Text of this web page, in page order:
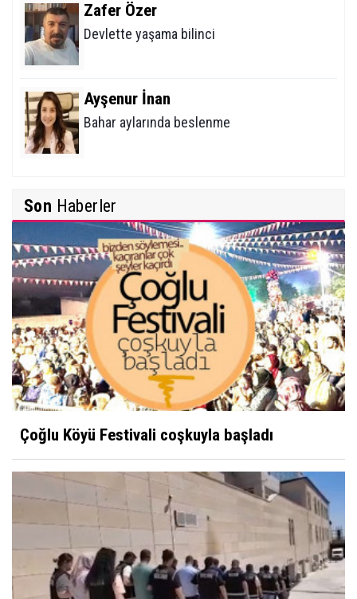
Zafer Özer
Devlette yaşama bilinci
Ayşenur İnan
Bahar aylarında beslenme
Tiroid Nodüllerine (Bezelerine) Yaklaşım
İbrahim Solmaz
Yunus Emre Türkçe'nin Nesi Olur?
Davut Karaman
Neme lazım, biri yapar!
Hocam bir cisim yaklaşıyor
Ziraat Odası'nın Çiftçiye Yansıyan Fotoğrafı?
Son Haberler
Çoğlu Köyü Festivali coşkuyla başladı